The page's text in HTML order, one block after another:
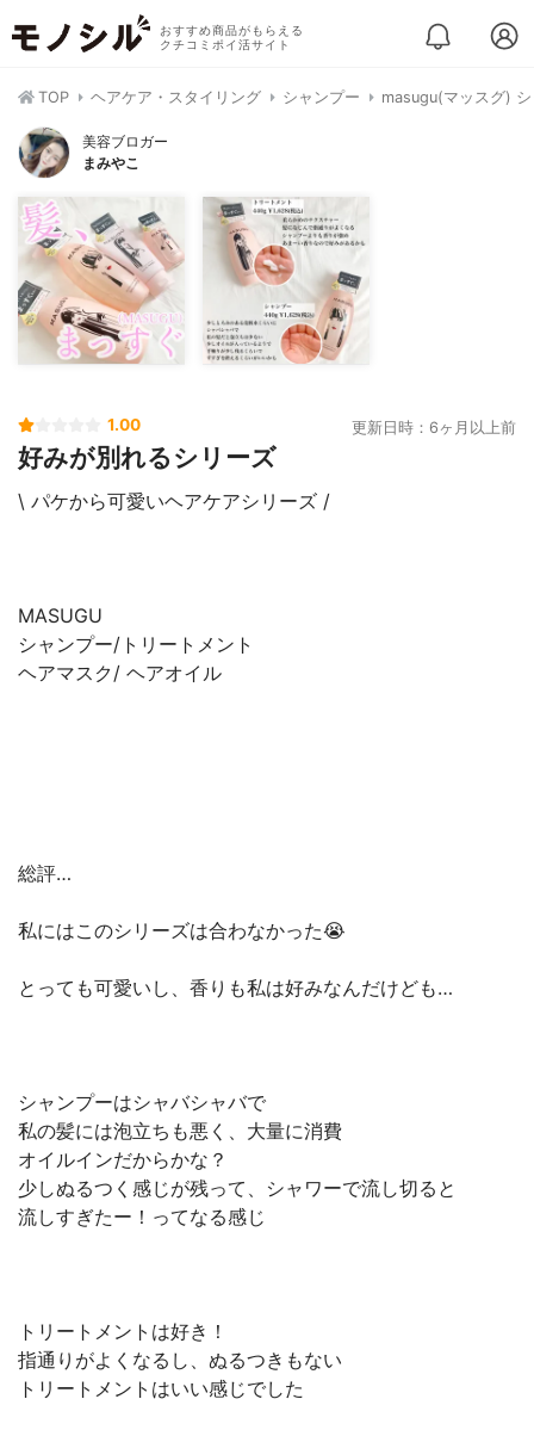
おすすめ商品がもらえる
クチコミポイ活サイト
TOP ヘアケア・スタイリング シャンプー masugu(マッスグ)
美容ブロガー
まみやこ
1.00 更新日時：6ヶ月以上前
好みが別れるシリーズ
\ パケから可愛いヘアケアシリーズ /
MASUGU
シャンプー/トリートメント
ヘアマスク/ ヘアオイル
総評…
私にはこのシリーズは合わなかった😭
とっても可愛いし、香りも私は好みなんだけども…
シャンプーはシャバシャバで
私の髪には泡立ちも悪く、大量に消費
オイルインだからかな？
少しぬるつく感じが残って、シャワーで流し切ると
流しすぎたー！ってなる感じ
トリートメントは好き！
指通りがよくなるし、ぬるつきもない
トリートメントはいい感じでした